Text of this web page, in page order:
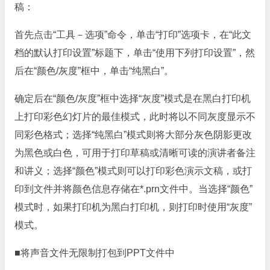
稿：
首先点击“工具－选项”命令，单击“打印”选项卡，在“此文
档的默认打印设置”标题下，单击“使用下列打印设置”，然
后在“颜色/灰度”框中，单击“纯黑白”。
确定后在“颜色/灰度”框中选择“灰度”模式是在黑白打印机
上打印彩色幻灯片的最佳模式，此时将以不同灰度显示不
同彩色格式；选择“纯黑白”模式则将大部分灰色阴影更改
为黑色或白色，可用于打印草稿或清晰可读的演讲者备注
和讲义；选择“颜色”模式则可以打印彩色演示文稿，或打
印到文件并将颜色信息存储在*.prn文件中。当选择“颜色”
模式时，如果打印机为黑白打印机，则打印时使用“灰度”
模式。
■将声音文件无限制打包到PPT文件中